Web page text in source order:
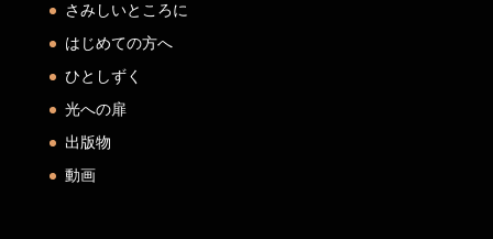
さみしいところに
はじめての方へ
ひとしずく
光への扉
出版物
動画